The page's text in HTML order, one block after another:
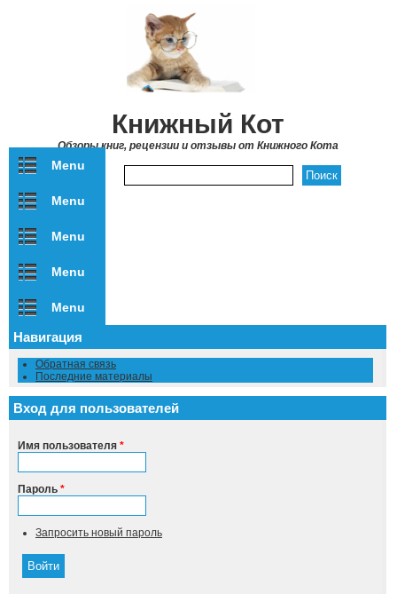
Книжный Кот
Обзоры книг, рецензии и отзывы от Книжного Кота
Menu
Menu
Menu
Menu
Menu
Навигация
Обратная связь
Последние материалы
Вход для пользователей
Имя пользователя *
Пароль *
Запросить новый пароль